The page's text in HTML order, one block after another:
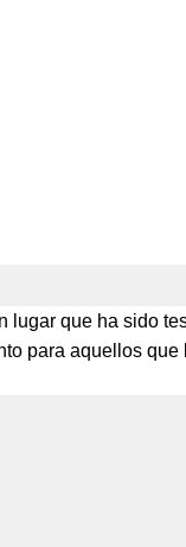
que ha sido
para aquellos